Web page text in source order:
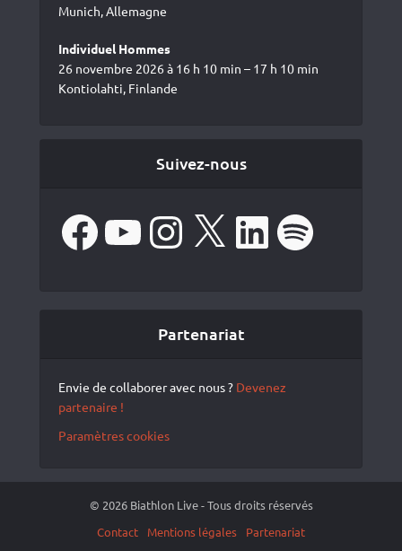
Munich, Allemagne
Individuel Hommes
26 novembre 2026 à 16 h 10 min – 17 h 10 min
Kontiolahti, Finlande
Suivez-nous
Facebook Instagram LinkedIn Spotify
Partenariat
Envie de collaborer avec nous ? Devenez
partenaire !
Paramètres cookies
© 2026 Biathlon Live - Tous droits réservés
Contact
Mentions légales Partenariat